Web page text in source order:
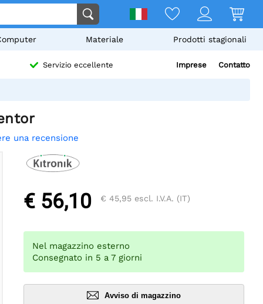
Materiale Prodotti stagionali
Servizio eccellente Imprese Contatto
una recensione
€ 56,10 € 45,95 escl. I.V.A. (IT)
Nel magazzino esterno
Consegnato in 5 a 7 giorni
Avviso di magazzino